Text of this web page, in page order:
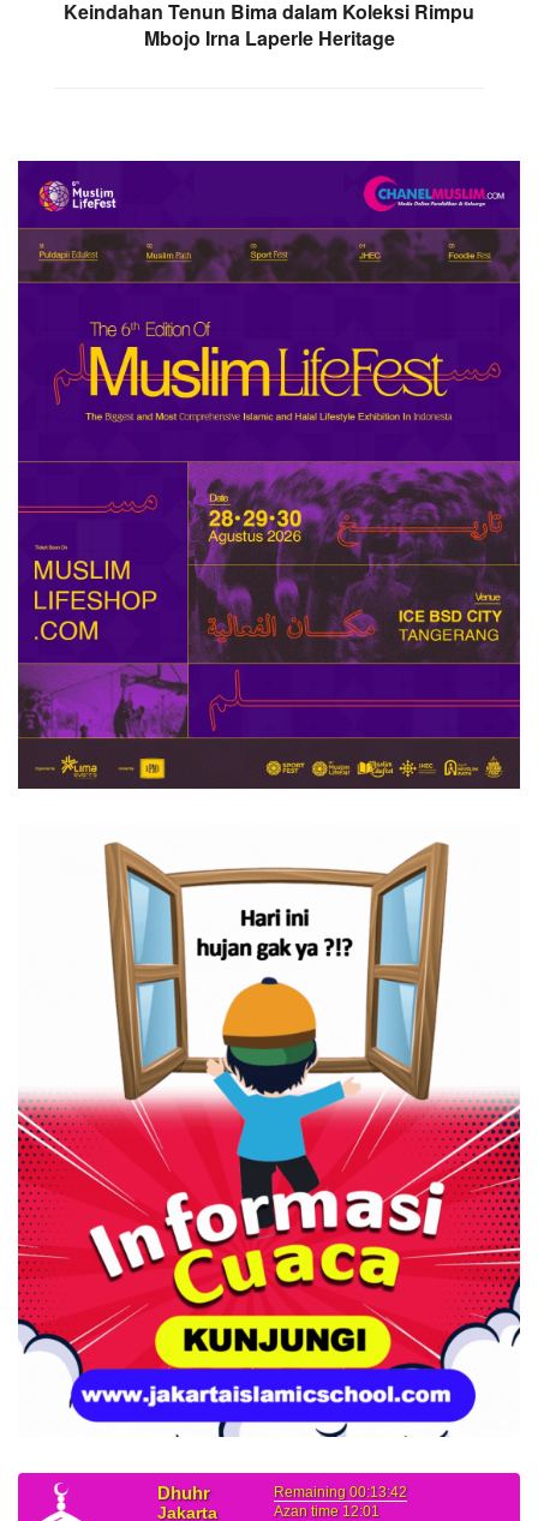
Keindahan Tenun Bima dalam Koleksi Rimpu
Mbojo Irna Laperle Heritage